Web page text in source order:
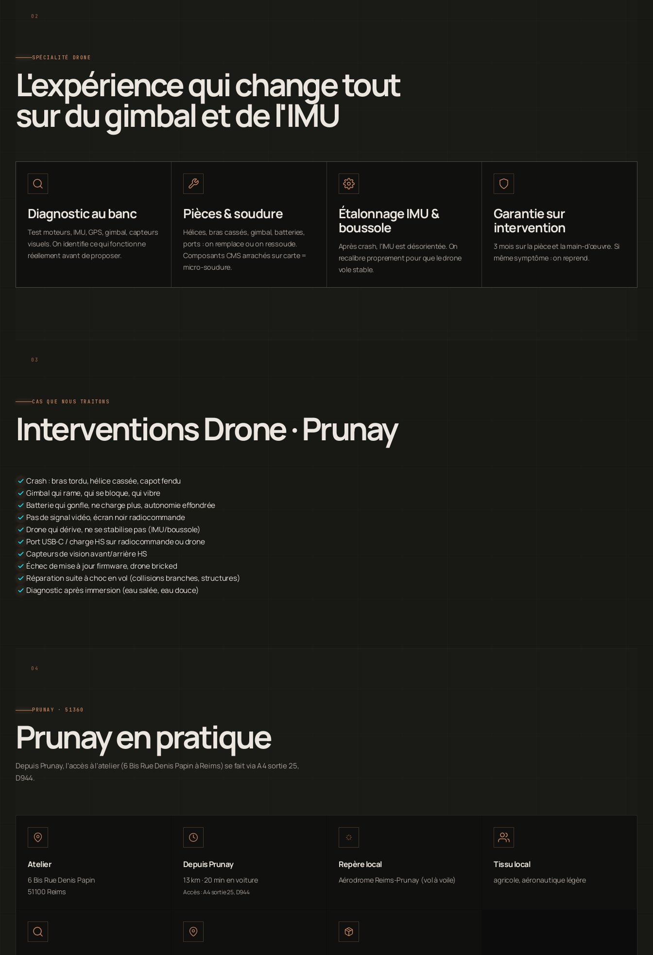
SPÉCIALITÉ DRONE
L'expérience qui change tout
sur du gimbal et de l'IMU
Diagnostic au banc
Test moteurs, IMU, GPS, gimbal, capteurs
visuels. On identifie ce qui fonctionne
réellement avant de proposer.
Pièces & soudure
Hélices, bras cassés, gimbal, batteries,
ports : on remplace ou on ressoude.
Composants CMS arrachés sur carte =
micro-soudure.
Étalonnage IMU &
boussole
Après crash, l'IMU est désorientée. On
recalibre proprement pour que le drone
vole stable.
Garantie sur
intervention
3 mois sur la pièce et la main-d'œuvre. Si
même symptôme : on reprend.
CAS QUE NOUS TRAITONS
Interventions Drone · Prunay
Crash : bras tordu, hélice cassée, capot fendu
Gimbal qui rame, qui se bloque, qui vibre
Batterie qui gonfle, ne charge plus, autonomie effondrée
Pas de signal vidéo, écran noir radiocommande
Drone qui dérive, ne se stabilise pas (IMU/boussole)
Port USB-C / charge HS sur radiocommande ou drone
Capteurs de vision avant/arrière HS
Échec de mise à jour firmware, drone bricked
Réparation suite à choc en vol (collisions branches, structures)
Diagnostic après immersion (eau salée, eau douce)
PRUNAY · 51360
Prunay en pratique
Depuis Prunay, l'accès à l'atelier (6 Bis Rue Denis Papin à Reims) se fait via A4 sortie 25,
D944.
Atelier
6 Bis Rue Denis Papin
51100 Reims
Depuis Prunay
13 km · 20 min en voiture
Accès : A4 sortie 25, D944
Repère local
Aérodrome Reims-Prunay (vol à voile)
Tissu local
agricole, aéronautique légère